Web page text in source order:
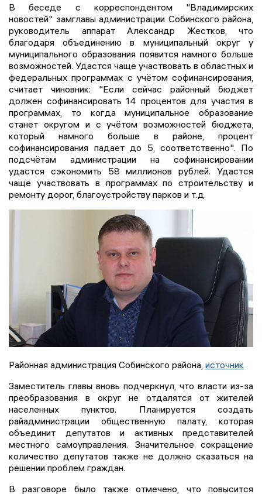
В беседе с корреспондентом "Владимирских
новостей" замглавы администрации Собинского района,
руководитель аппарат Александр Жестков, что
благодаря объединению в муниципальный округ у
муниципального образования появится намного больше
возможностей. Удастся чаще участвовать в областных и
федеральных программах с учётом софинансирования,
считает чиновник: "Если сейчас районный бюджет
должен софинансировать 14 процентов для участия в
программах, то когда муниципальное образование
станет округом и с учётом возможностей бюджета,
который намного больше в районе, процент
софинансирования падает до 5, соответственно". По
подсчётам администрации на софинансировании
удастся сэкономить 58 миллионов рублей. Удастся
чаще участвовать в программах по строительству и
ремонту дорог, благоустройству парков и т.д.
Районная администрация Собинского района, источник
Заместитель главы вновь подчеркнул, что власти из-за
преобразования в округ не отдалятся от жителей
населенных пунктов. Планируется создать
райадминистрации общественную палату, которая
объединит депутатов и активных представителей
местного самоуправления. Значительное сокращение
количество депутатов также не должно сказаться на
решении проблем граждан.
В разговоре было также отмечено, что повысится